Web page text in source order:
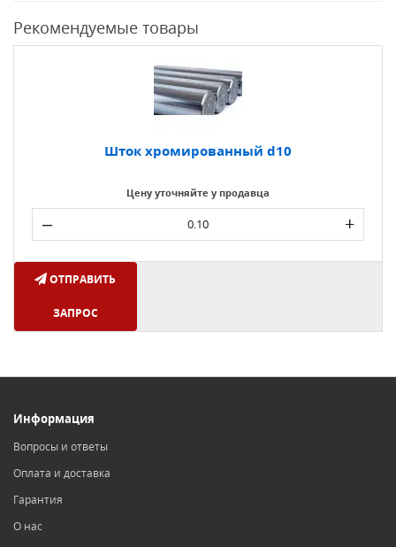
Рекомендуемые товары
Шток хромированный d10
Цену уточняйте у продавца
– +
ОТПРАВИТЬ
ЗАПРОС
Информация
Вопросы и ответы
Оплата и доставка
Гарантия
О нас